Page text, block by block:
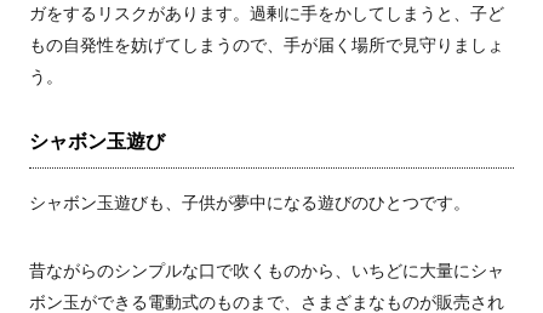
ガをするリスクがあります。過剰に手をかしてしまうと、子ど
もの自発性を妨げてしまうので、手が届く場所で見守りましょ
う。
シャボン玉遊び
シャボン玉遊びも、子供が夢中になる遊びのひとつです。
昔ながらのシンプルな口で吹くものから、いちどに大量にシャ
ボン玉ができる電動式のものまで、さまざまなものが販売され